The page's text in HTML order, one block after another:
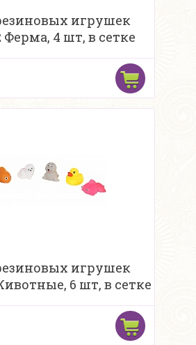
игрушек
Ферма, 4 шт, в сетке
игрушек
6 шт, в сетке